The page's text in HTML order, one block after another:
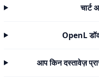
चार्ट
OpenL
आप किन दस्तावेज़